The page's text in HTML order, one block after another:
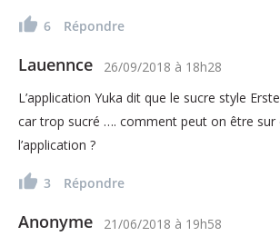
6 Répondre
Lauennce 26/09/2018 à 18h28
L’application Yuka dit que le sucre style
car trop sucré …. comment peut on être sur
l’application ?
3 Répondre
Anonyme 21/06/2018 à 19h58